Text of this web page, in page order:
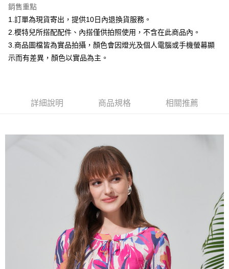
聯邦商業銀行
元大商業銀行
永豐商業銀行
台新國際商業銀行
中國信託商業銀行
台灣樂天信用卡公司
悠遊付
Google Pay
全盈+PAY
【大哥付你分期使用說明】
1.本服務由台灣大哥大提供，台灣大哥大用戶可立即使用無須另外申請。
成交易。
3.實際核准額度、可分期數及費用金額請依後續交易確認頁面所載為準。
4.訂單成立30分鐘內，如未前往確認交易或遇審核未通過，訂單將自動取
消。如遇「轉專審核」未通過狀況，表示未達大哥付你分期系統評分，恕無
1.分期款項不併入電信帳單，「大哥付你分期」於每月結算日後寄送繳費提
2.透過簡訊連結打開帳單後，可選擇「超商條碼／台灣大直營門市／銀行轉
帳／街口支付／iPASS MONEY」等通路繳費。
1.本服務係由「台灣大哥大股份有限公司」（以下簡稱本公司）所提供，讓
用戶於交易時，得透過本服務購買商品或服務，並由商店將買賣／分期付款
買賣價金債權讓與本公司後，依約使用本公司帳單繳交帳款。
AFTEE先享後付
１．簡單：不需註冊會員、不需綁卡、不需儲值。
２．便利：只要手機號碼，簡訊認證，即可結帳。
３．安心：先確認商品／服務後，再付款。
【「AFTEE先享後付」結帳流程】
１．於結帳方式選擇「AFTEE先享後付」後，將跳轉至「AFTEE先享後付」
結帳頁面，進行簡訊認證並確認金額後，即可完成結帳。
２．訂單成立數日內，您將收到繳費通知簡訊。
３．收到繳費通知簡訊後14天內，點擊此簡訊中的連結，可透過四大超商／
ATM／網路銀行／等多元方式進行付款，方視為交易完成。
※ 請注意：結帳手續完成當下不需立刻繳費，但若您需要取消訂單，請聯絡
購買商品的店家。未經商家同意取消之訂單仍視為有效，需透過AFTEE先享
每筆NT$120，滿NT$2,000(含以上)免運費
每筆NT$120，滿NT$2,000(含以上)免運費
每筆NT$120，滿NT$2,000(含以上)免運費
銷售重點
1.訂單為現貨寄出，提供10日內退換貨服務。
2.模特兒所搭配配件、內搭僅供拍照使用，不含在此商品內。
3.商品圖檔皆為實品拍攝，顏色會因燈光及個人電腦或手機螢幕顯
示而有差異，顏色以實品為主。
詳細說明 商品規格 相關推薦